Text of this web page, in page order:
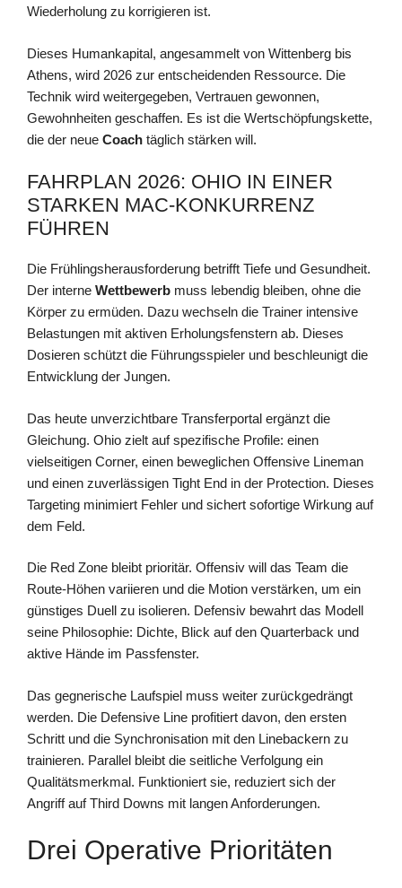
Wiederholung zu korrigieren ist.
Dieses Humankapital, angesammelt von Wittenberg bis
Athens, wird 2026 zur entscheidenden Ressource. Die
Technik wird weitergegeben, Vertrauen gewonnen,
Gewohnheiten geschaffen. Es ist die Wertschöpfungskette,
die der neue Coach täglich stärken will.
FAHRPLAN 2026: OHIO IN EINER
STARKEN MAC-KONKURRENZ
FÜHREN
Die Frühlingsherausforderung betrifft Tiefe und Gesundheit.
Der interne Wettbewerb muss lebendig bleiben, ohne die
Körper zu ermüden. Dazu wechseln die Trainer intensive
Belastungen mit aktiven Erholungsfenstern ab. Dieses
Dosieren schützt die Führungsspieler und beschleunigt die
Entwicklung der Jungen.
Das heute unverzichtbare Transferportal ergänzt die
Gleichung. Ohio zielt auf spezifische Profile: einen
vielseitigen Corner, einen beweglichen Offensive Lineman
und einen zuverlässigen Tight End in der Protection. Dieses
Targeting minimiert Fehler und sichert sofortige Wirkung auf
dem Feld.
Die Red Zone bleibt prioritär. Offensiv will das Team die
Route-Höhen variieren und die Motion verstärken, um ein
günstiges Duell zu isolieren. Defensiv bewahrt das Modell
seine Philosophie: Dichte, Blick auf den Quarterback und
aktive Hände im Passfenster.
Das gegnerische Laufspiel muss weiter zurückgedrängt
werden. Die Defensive Line profitiert davon, den ersten
Schritt und die Synchronisation mit den Linebackern zu
trainieren. Parallel bleibt die seitliche Verfolgung ein
Qualitätsmerkmal. Funktioniert sie, reduziert sich der
Angriff auf Third Downs mit langen Anforderungen.
Drei Operative Prioritäten